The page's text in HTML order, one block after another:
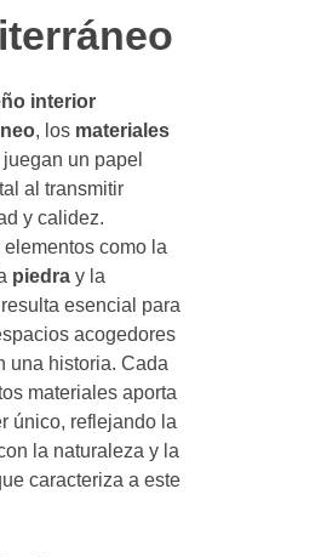
interior
, los materiales
un papel
al transmitir
y calidez.
elementos como la
piedray la
esencial para
acogedores
una historia. Cada
materiales aporta
único, reflejando la
la naturaleza y la
caracteriza a este